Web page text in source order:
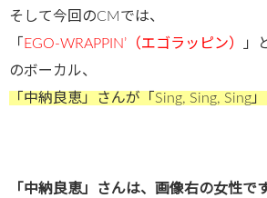
そして今回のCMでは、
「 EGO-WRAPPIN’（エゴラッピン）
」
のボーカル、
「中納良恵」さんが「Sing, Sing, Sing
「中納良恵」さんは、画像右の女性です